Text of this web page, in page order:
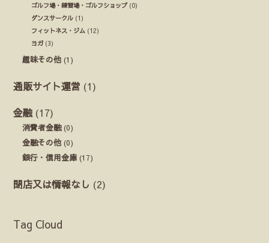
ゴルフ場・練習場・ゴルフショップ(0)
ダンスサークル (1)
フィットネス・ジム (12)
ヨガ (3)
趣味その他 (1)
通販サイト運営 (1)
金融 (17)
消費者金融(0)
金融その他 (0)
銀行・信用金庫 (17)
閉店又は情報なし (2)
Tag Cloud